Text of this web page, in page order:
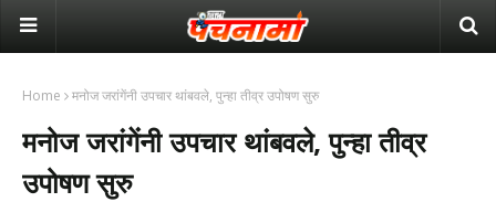
Home मनोज जरांगेंनी उपचार थांबवले, पुन्हा तीव्र उपोषण सुरु
मनोज जरांगेंनी उपचार थांबवले, पुन्हा तीव्र
उपोषण सुरु